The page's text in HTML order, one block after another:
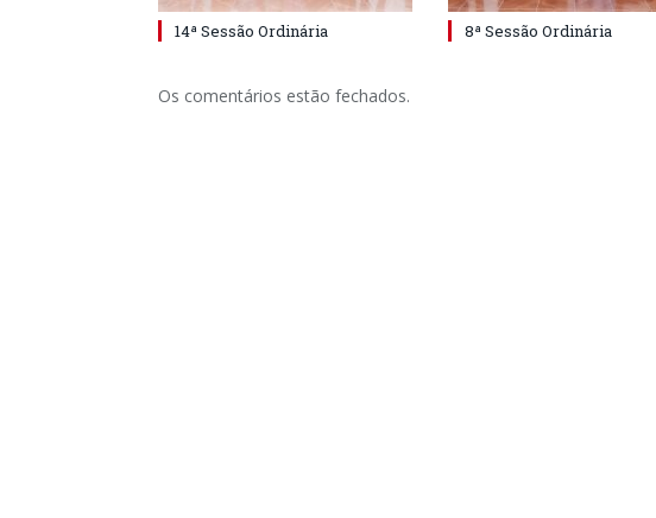
14ª Sessão Ordinária 8ª Sessão Ordinária
Os comentários estão fechados.